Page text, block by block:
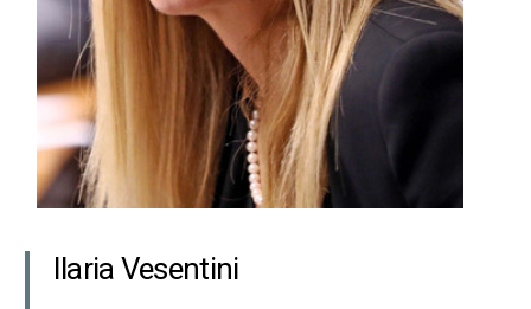
Ilaria Vesentini